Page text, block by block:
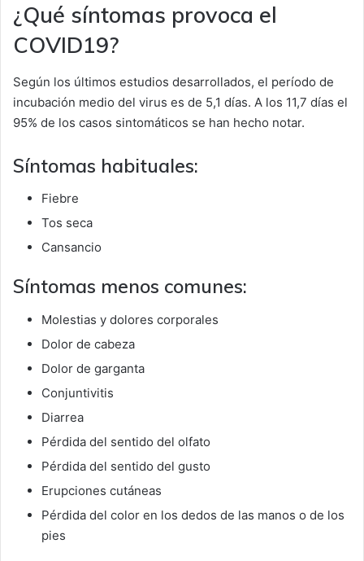
¿Qué síntomas provoca el
COVID19?
Según los últimos estudios desarrollados, el período de
incubación medio del virus es de 5,1 días. A los 11,7 días el
95% de los casos sintomáticos se han hecho notar.
Síntomas habituales:
Fiebre
Tos seca
Cansancio
Síntomas menos comunes:
Molestias y dolores corporales
Dolor de cabeza
Dolor de garganta
Conjuntivitis
Diarrea
Pérdida del sentido del olfato
Pérdida del sentido del gusto
Erupciones cutáneas
Pérdida del color en los dedos de las manos o de los
pies